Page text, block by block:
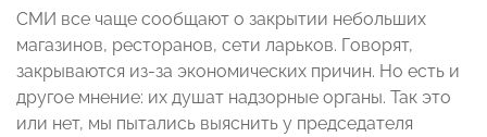
СМИ все чаще сообщают о закрытии небольших
магазинов, ресторанов, сети ларьков. Говорят,
закрываются из-за экономических причин. Но есть и
другое мнение: их душат надзорные органы. Так это
или нет, мы пытались выяснить у председателя